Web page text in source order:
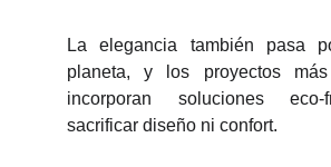
La elegancia también pasa
planeta, y los proyectos más
incorporan soluciones
sacrificar diseño ni confort.